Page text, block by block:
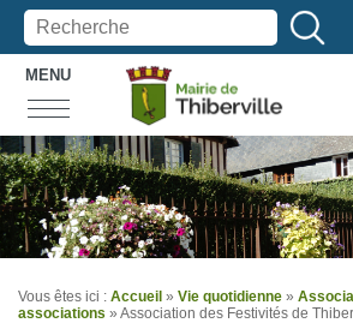
MENU
Vous êtes ici : Accueil » Vie quotidienne »
associations » Association des Festivités de